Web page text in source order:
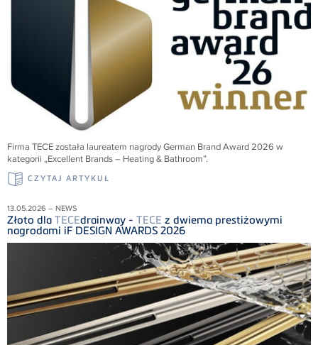
Firma TECEzostała laureatem nagrody German Brand Award 2026 w
kategorii „Excellent Brands – Heating & Bathroom”.
CZYTAJ ARTYKUŁ
13.05.2026 – NEWS
Złoto dla TECEdrainway - TECE z dwiema prestiżowymi
nagrodami iF DESIGN AWARDS 2026